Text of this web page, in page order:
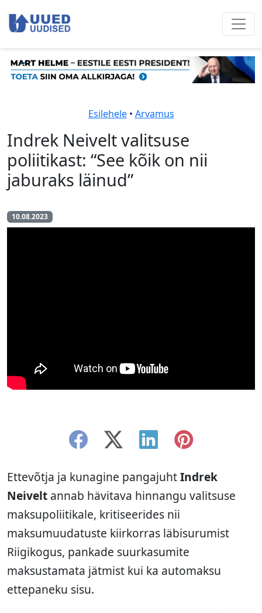
Esilehele• Arvamus
Indrek Neivelt valitsuse
poliitikast: “See kõik on nii
jaburaks läinud”
10.08.2023
Ettevõtja ja kunagine pangajuhtIndrek
Neivelt annab hävitava hinnangu valitsuse
maksupoliitikale, kritiseerides nii
maksumuudatuste kiirkorras läbisurumist
Riigikogus, pankade suurkasumite
maksustamata jätmist kui ka automaksu
ettepaneku sisu.